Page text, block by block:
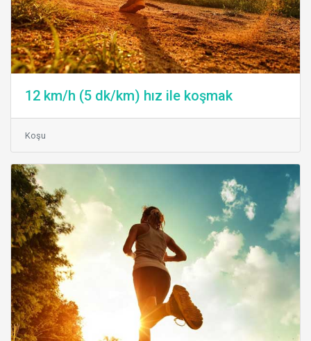
12 km/h (5 dk/km) hız ile koşmak
Koşu